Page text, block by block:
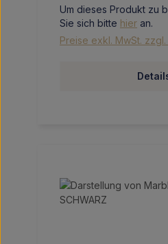
Um dieses Produkt zu
Sie sich bitte hier an.
Preise exkl. MwSt.